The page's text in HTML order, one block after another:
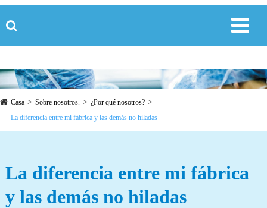
proveedor
Casa Sobre nosotros.
¿Por qué nosotros?
La diferencia entre mi fábrica y las demás no hiladas
La diferencia entre mi fábrica
y las demás no hiladas